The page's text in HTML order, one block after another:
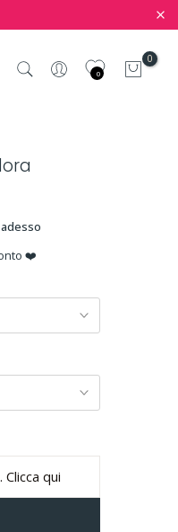
0
0
❤️
qui